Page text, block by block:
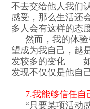
不去交给他人我们
感受，那么生活还
多人会有这样的态
然而，我的体
望成为我自己，越
发较多的变化——如
发现不仅仅是他自
7.我能够信任自
“只要某项活动